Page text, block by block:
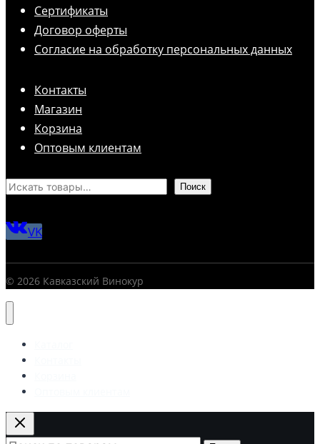
Сертификаты
Договор оферты
Согласие на обработку персональных данных
Контакты
Магазин
Корзина
Оптовым клиентам
Поиск
VK
© 2026 Кавказский Винокур